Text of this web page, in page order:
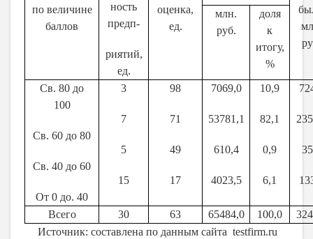
по величине
баллов
ность
предп-
риятий,
ед.
оценка,
ед.
млн.
руб.
доля
к
итогу,
%
Св. 80 до
100
Св. 60 до 80
Св. 40 до 60
От 0 до. 40
3
7
5
15
98
71
49
17
7069,0
53781,1
610,4
4023,5
10,9
82,1
0,9
6,1
Всего 30 63 65484,0 100,0
Источник: составлена по данным сайта testfirm.ru